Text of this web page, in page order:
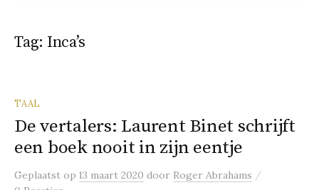
Tag: Inca’s
TAAL
De vertalers: Laurent Binet schrijft
een boek nooit in zijn eentje
Geplaatst op 13 maart 2020 door Roger Abrahams /